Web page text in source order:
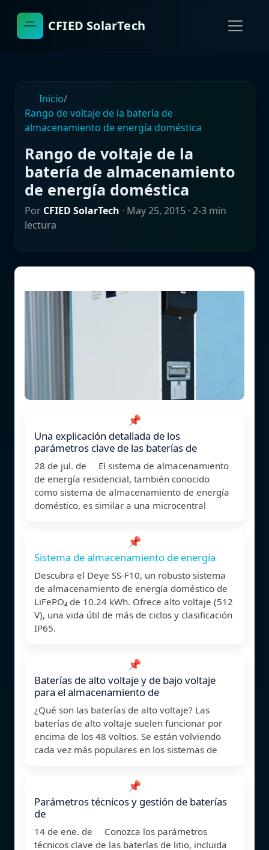
CFIED SolarTech
Inicio/
Rango de voltaje de la batería de
almacenamiento de energía doméstica
Rango de voltaje de la
batería de almacenamiento
de energía doméstica
Por CFIED SolarTech · May 25, 2015 · 2-3 min
lectura
📌
Una explicación detallada de los
parámetros clave de las baterías de
28 de jul. de El sistema de almacenamiento
de energía residencial, también conocido
como sistema de almacenamiento de energía
doméstico, es similar a una microcentral
📌
Sistema de almacenamiento de energía
Descubra el Deye SS-F10, un robusto sistema
de almacenamiento de energía doméstico de
LiFePO₄ de 10.24 kWh. Ofrece alto voltaje (512
V), una vida útil de más de ciclos y clasificación
IP65.
📌
Baterías de alto voltaje y de bajo voltaje
para el almacenamiento de
¿Qué son las baterías de alto voltaje? Las
baterías de alto voltaje suelen funcionar por
encima de los 48 voltios. Se están volviendo
cada vez más populares en los sistemas de
📌
Parámetros técnicos y gestión de baterías
de
14 de ene. de Conozca los parámetros
técnicos clave de las baterías de litio, incluida